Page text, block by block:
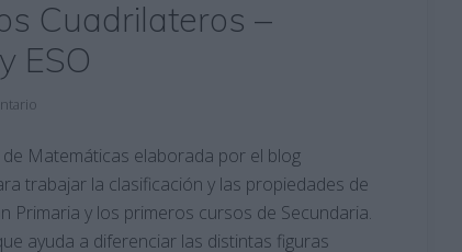
Cuadrilateros –
ESO
Matemáticas elaborada por el blog
trabajar la clasificación y las propiedades de
Primaria y los primeros cursos de Secundaria.
ayuda a diferenciar las distintas figuras